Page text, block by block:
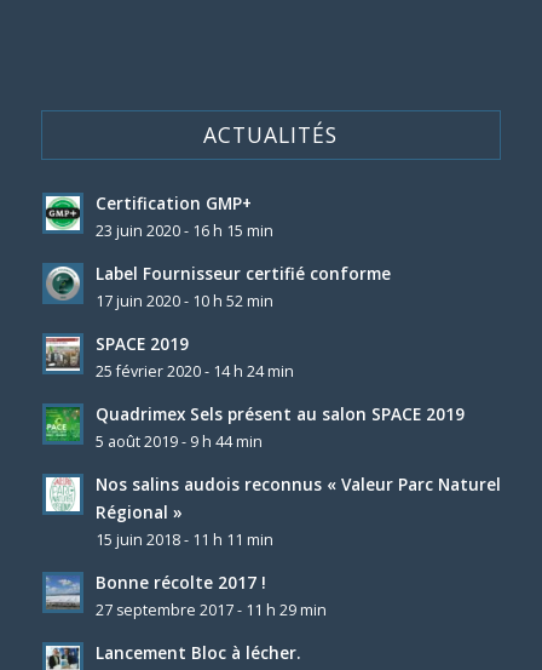
ACTUALITÉS
Certification GMP+
23 juin 2020 - 16 h 15 min
Label Fournisseur certifié conforme
17 juin 2020 - 10 h 52 min
SPACE 2019
25 février 2020 - 14 h 24 min
Quadrimex Sels présent au salon SPACE 2019
5 août 2019 - 9 h 44 min
Nos salins audois reconnus « Valeur Parc Naturel
Régional »
15 juin 2018 - 11 h 11 min
Bonne récolte 2017 !
27 septembre 2017 - 11 h 29 min
Lancement Bloc à lécher.